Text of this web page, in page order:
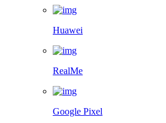
Huawei
RealMe
Google Pixel